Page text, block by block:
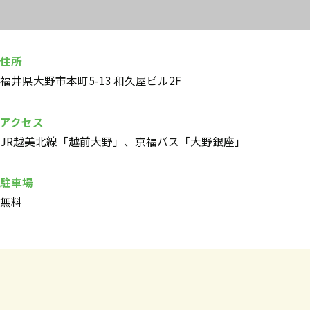
住所
福井県大野市本町5-13 和久屋ビル2F
アクセス
JR越美北線「越前大野」、京福バス「大野銀座」
駐車場
無料